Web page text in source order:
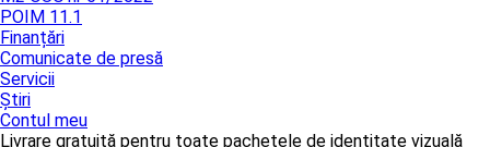
POIM 11.1
Finanțări
Comunicate de presă
Servicii
Știri
Contul meu
Livrare gratuită pentru toate pachetele de identitate vizuală